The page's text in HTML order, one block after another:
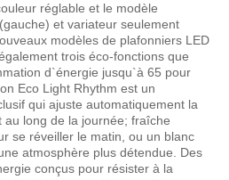
réglable et le modèle
et variateur seulement
modèles de plafonniers LED
trois éco-fonctions que
d`énergie jusqu`à 65 pour
Eco Light Rhythm est un
qui ajuste automatiquement la
long de la journée; fraîche
se réveiller le matin, ou un blanc
atmosphère plus détendue. Des
conçus pour résister à la